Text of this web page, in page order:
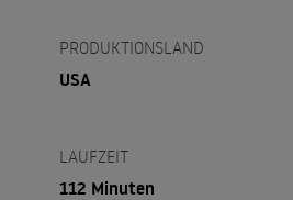
PRODUKTIONSLAND
USA
LAUFZEIT
112 Minuten